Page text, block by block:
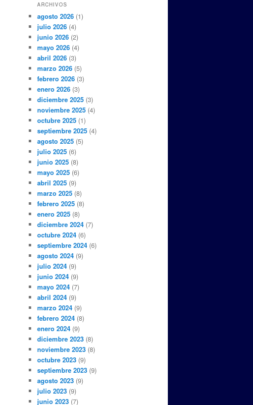
ARCHIVOS
agosto 2026 (1)
julio 2026 (4)
junio 2026 (2)
mayo 2026 (4)
abril 2026 (3)
marzo 2026 (5)
febrero 2026 (3)
enero 2026 (3)
diciembre 2025 (3)
noviembre 2025 (4)
octubre 2025 (1)
septiembre 2025 (4)
agosto 2025 (5)
julio 2025 (6)
junio 2025 (8)
mayo 2025 (6)
abril 2025 (9)
marzo 2025 (8)
febrero 2025 (8)
enero 2025 (8)
diciembre 2024 (7)
octubre 2024 (6)
septiembre 2024 (6)
agosto 2024 (9)
julio 2024 (9)
junio 2024 (9)
mayo 2024 (7)
abril 2024 (9)
marzo 2024 (9)
febrero 2024 (8)
enero 2024 (9)
diciembre 2023 (8)
noviembre 2023 (8)
octubre 2023 (9)
septiembre 2023 (9)
agosto 2023 (9)
julio 2023 (9)
junio 2023 (7)